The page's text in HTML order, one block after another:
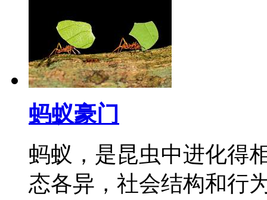
蚂蚁豪门
蚂蚁，是昆虫中进化得
态各异，社会结构和行